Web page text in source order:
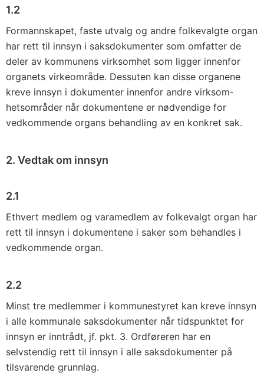
1.2
Formannskapet, faste utvalg og andre folkevalgte organ
har rett til innsyn i saksdokumenter som omfatter de
deler av kommunens virksomhet som ligger innenfor
organets virkeområde. Dessuten kan disse organene
kreve innsyn i dokumenter innenfor andre virksom­
hetsområder når dokumentene er nødvendige for
vedkommende organs behandling av en konkret sak.
2. Vedtak om innsyn
2.1
Ethvert medlem og varamedlem av folkevalgt organ har
rett til inn­syn i dokumentene i saker som behandles i
vedkommende organ.
2.2
Minst tre medlemmer i kommunestyret kan kreve innsyn
i alle kom­munale saksdokumenter når tidspunktet for
innsyn er inntrådt, jf. pkt. 3. Ordføreren har en
selvstendig rett til innsyn i alle saks­dokumenter på
tilsvarende grunnlag.